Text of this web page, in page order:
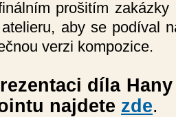
prošitím
aby se podíval
verzi kompozice.
díla Hany
najdete zde.